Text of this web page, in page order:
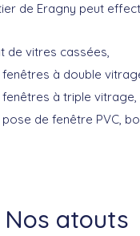
de Eragny peut
de vitres cassées,
fenêtres à double
fenêtres à triple vitrage,
de fenêtre PVC,
Nos atouts